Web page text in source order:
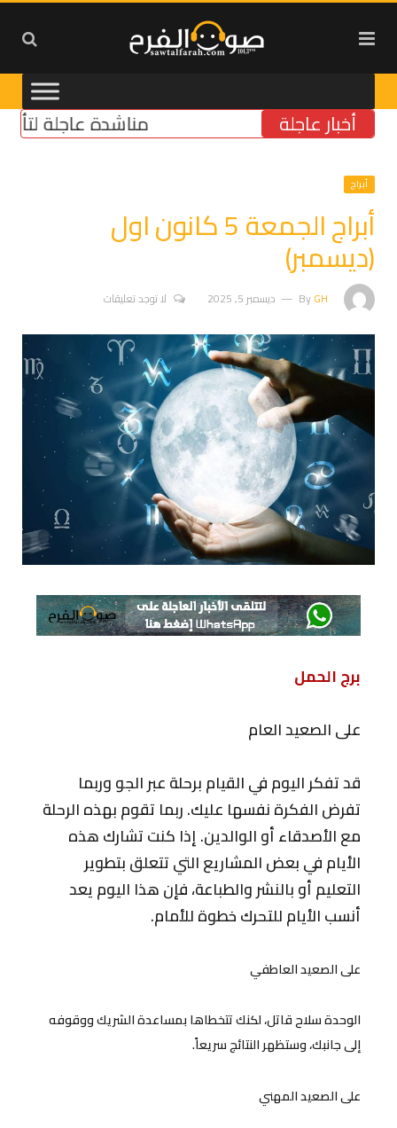
أخبار عاجلة مناشدة عاجلة لتأمين
أبراج
أبراج الجمعة 5 كانون اول
(ديسمبر)
ByGH ديسمبر 5, 2025 لا توجد تعليقات
برج الحمل
على الصعيد العام
قد تفكر اليوم في القيام برحلة عبر الجو وربما
تفرض الفكرة نفسها عليك. ربما تقوم بهذه الرحلة
مع الأصدقاء أو الوالدين. إذا كنت تشارك هذه
الأيام في بعض المشاريع التي تتعلق بتطوير
التعليم أو بالنشر والطباعة، فإن هذا اليوم يعد
أنسب الأيام للتحرك خطوة للأمام.
على الصعيد العاطفي
الوحدة سلاح قاتل، لكنك تتخطاها بمساعدة الشريك ووقوفه
إلى جانبك، وستظهر النتائج سريعاً.
على الصعيد المهني